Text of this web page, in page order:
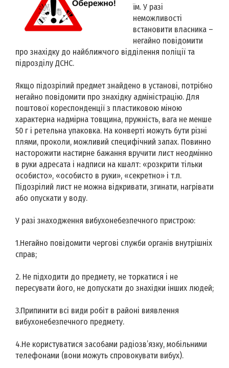
їм. У разі
неможливості
встановити власника –
негайно повідомити
про знахідку до найближчого відділення поліції та
підрозділу ДСНС.
Якщо підозрілий предмет знайдено в установі, потрібно
негайно повідомити про знахідку адміністрацію. Для
поштової кореспонденції з пластиковою міною
характерна надмірна товщина, пружність, вага не менше
50 г і ретельна упаковка. На конверті можуть бути різні
плями, проколи, можливий специфічний запах. Повинно
насторожити настирне бажання вручити лист неодмінно
в руки адресата і надписи на кшалт: «розкрити тільки
особисто», «особисто в руки», «секретно» і т.п.
Підозрілий лист не можна відкривати, згинати, нагрівати
або опускати у воду.
У разі знаходження вибухонебезпечного пристрою:
1.Негайно повідомити чергові служби органів внутрішніх
справ;
2. Не підходити до предмету, не торкатися і не
пересувати його, не допускати до знахідки інших людей;
3.Припинити всі види робіт в районі виявлення
вибухонебезпечного предмету.
4.Не користуватися засобами радіозв’язку, мобільними
телефонами (вони можуть спровокувати вибух).